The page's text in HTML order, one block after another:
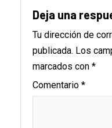
Deja una
Tu dirección de
publicada. Los
marcados con *
Comentario *